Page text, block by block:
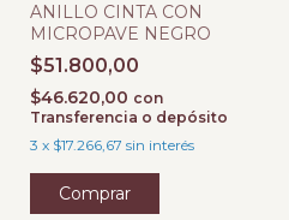
ANILLO CINTA CON
MICROPAVE NEGRO
$51.800,00
$46.620,00 con
Transferencia o depósito
3 x $17.266,67 sin interés
Comprar